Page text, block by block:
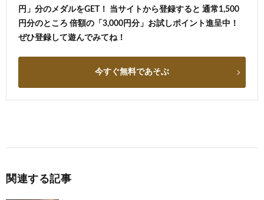
円」分のメダルをGET！ 当サイトから登録すると 通常1,500
円分のところ 倍額の「3,000円分」お試しポイント進呈中！
ぜひ登録して遊んでみてね！
今すぐ無料であそぶ
関連する記事